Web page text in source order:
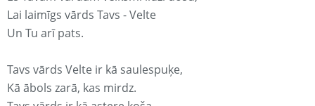
Lai laimīgs vārds Tavs - Velte
Un Tu arī pats.
Tavs vārds Velte ir kā saulespuķe,
Kā ābols zarā, kas mirdz.